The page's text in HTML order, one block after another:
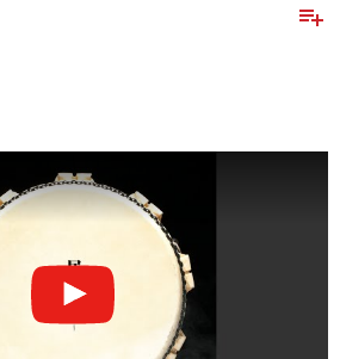
playlist_add